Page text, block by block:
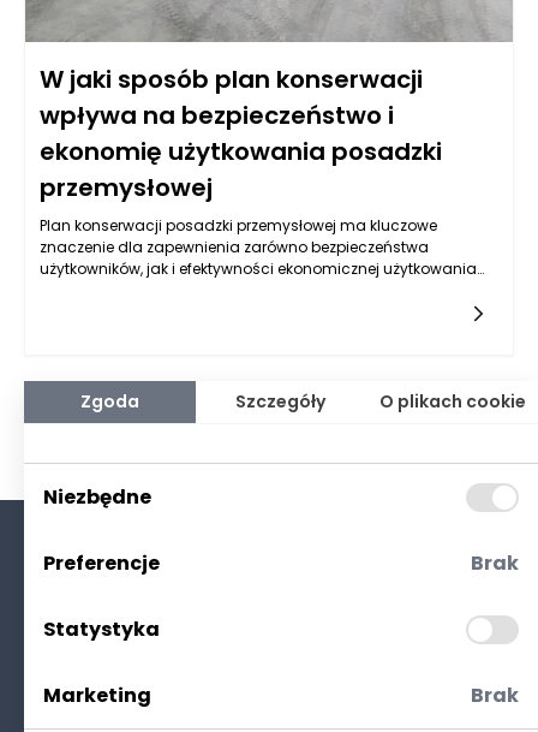
W jaki sposób plan konserwacji
wpływa na bezpieczeństwo i
ekonomię użytkowania posadzki
przemysłowej
Plan konserwacji posadzki przemysłowej ma kluczowe
znaczenie dla zapewnienia zarówno bezpieczeństwa
użytkowników, jak i efektywności ekonomicznej użytkowania
koszty związane z ewentualnymi wypadkami w miejscu
pracy. W przypadku posadzek przemysłowych, które są często
narażone na działanie substancji chemicznych,
odpowiedni plan konserwacji pozwala na utrzymanie ich w
optymalnym stanie przez długi czas.
Polityka prywatności
Zgoda Szczegóły O plikach cookie
Niezbędne
Preferencje Brak
Statystyka
Marketing Brak